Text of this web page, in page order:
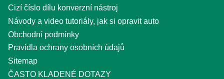
Cizí číslo dílu konverzní nástroj
Návody a video tutoriály, jak si opravit auto
Obchodní podmínky
Pravidla ochrany osobních údajů
Sitemap
ČASTO KLADENÉ DOTAZY